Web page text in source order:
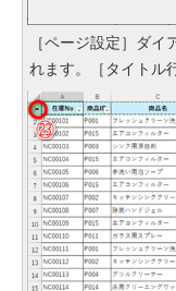
［ページ設定］ダ
れます。［タイトル